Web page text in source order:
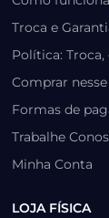
Troca e
Política:
Comprar
Formas de
Trabalhe
Minha Conta
LOJA FÍSICA